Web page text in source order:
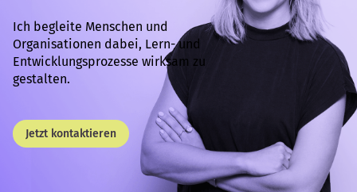
Ich begleite Menschen und
Organisationen dabei, Lern- und
Entwicklungsprozesse wirksam zu
gestalten.
Jetzt kontaktieren